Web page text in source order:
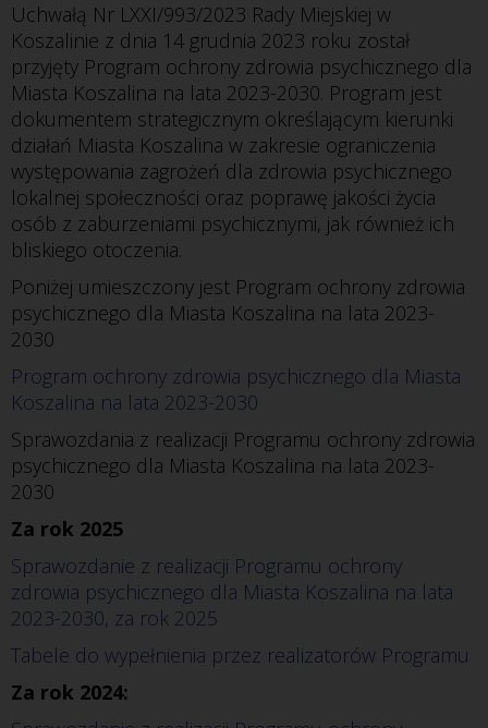
Uchwałą Nr LXXI/993/2023 Rady Miejskiej w
Koszalinie z dnia 14 grudnia 2023 roku został
przyjęty Program ochrony zdrowia psychicznego dla
Miasta Koszalina na lata 2023-2030. Program jest
dokumentem strategicznym określającym kierunki
działań Miasta Koszalina w zakresie ograniczenia
występowania zagrożeń dla zdrowia psychicznego
lokalnej społeczności oraz poprawę jakości życia
osób z zaburzeniami psychicznymi, jak również ich
bliskiego otoczenia.
Poniżej umieszczony jest Program ochrony zdrowia
psychicznego dla Miasta Koszalina na lata 2023-
2030
Program ochrony zdrowia psychicznego dla Miasta
Koszalina na lata 2023-2030
Sprawozdania z realizacji Programu ochrony zdrowia
psychicznego dla Miasta Koszalina na lata 2023-
2030
Za rok 2025
Sprawozdanie z realizacji Programu ochrony
zdrowia psychicznego dla Miasta Koszalina na lata
2023-2030, za rok 2025
Tabele do wypełnienia przez realizatorów Programu
Za rok 2024: